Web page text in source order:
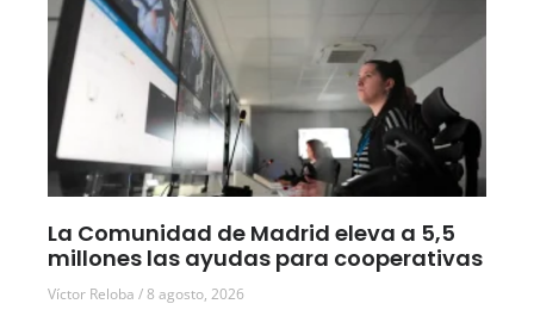
La Comunidad de Madrid eleva a 5,5
millones las ayudas para cooperativas
Víctor Reloba 8 agosto, 2026